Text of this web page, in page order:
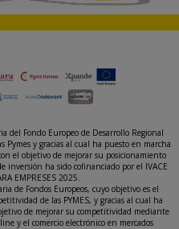
del Fondo Europeo de Desarrollo Regional
y gracias al cual ha puesto en marcha
el objetivo de mejorar su posicionamiento
inversión ha sido cofinanciado por el IVACE
EMPRESES 2025.
de Fondos Europeos, cuyo objetivo es el
de las PYMES, y gracias al cual ha
de mejorar su competitividad mediante
y el comercio electrónico en mercados